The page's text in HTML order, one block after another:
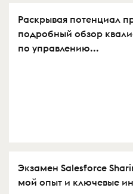
Раскрывая потенциал
подробный обзор
по управлению...
Экзамен Salesforce
мой опыт и ключевые